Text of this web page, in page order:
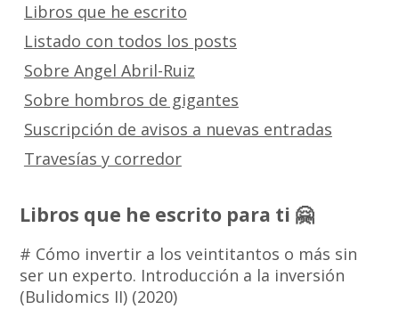
Libros que he escrito
Listado con todos los posts
Sobre Angel Abril-Ruiz
Sobre hombros de gigantes
Suscripción de avisos a nuevas entradas
Travesías y corredor
Libros que he escrito para ti 🤗
# Cómo invertir a los veintitantos o más sin
ser un experto. Introducción a la inversión
(Bulidomics II) (2020)